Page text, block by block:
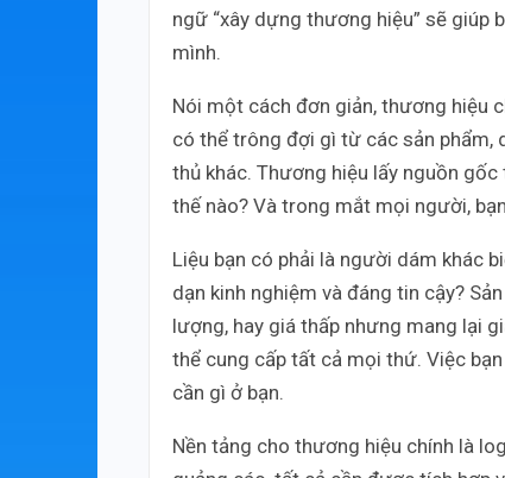
ngữ “xây dựng thương hiệu” sẽ giúp
mình.
Nói một cách đơn giản, thương hiệu
có thể trông đợi gì từ các sản phẩm,
thủ khác. Thương hiệu lấy nguồn
thế nào? Và trong mắt mọi người,
Liệu bạn có phải là người dám khác
dạn kinh nghiệm và đáng tin cậy?
lượng, hay giá thấp nhưng mang lại
thể cung cấp tất cả mọi thứ. Việc
cần gì ở bạn.
Nền tảng cho thương hiệu chính là